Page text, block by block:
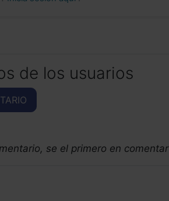
de los usuarios
se el primero en comentar